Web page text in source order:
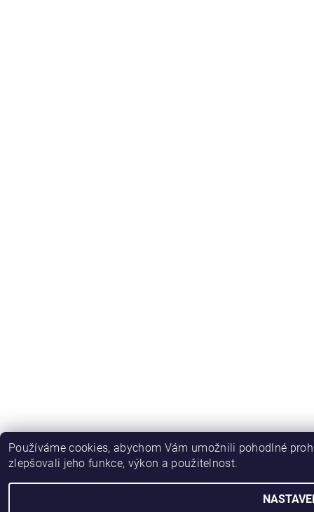
Používáme cookies, abychom Vám umožnili pohodlné
zlepšovali jeho funkce, výkon a použitelnost.